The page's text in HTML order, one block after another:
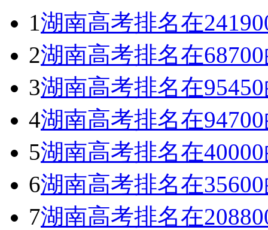
1湖南高考排名在
2湖南高考排名在
3湖南高考排名在
4湖南高考排名在
5湖南高考排名在
6湖南高考排名在
7湖南高考排名在